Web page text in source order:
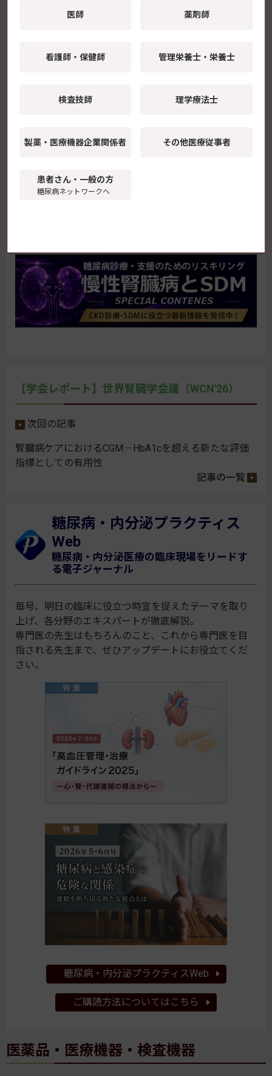
Agarwal R, et al. : J Am Coll Cardiol. 2026; 87(7):
https://www.bayer.com/media/en-us/finerenone-
kidney-disease/
390.
【学会レポート】世界腎臓学会議（WCN'26）
次回の記事
腎臓病ケアにおけるCGM―HbA1cを超える新たな評価
指標としての有用性
記事の一覧
糖尿病・内分泌プラクティス
Web
糖尿病・内分泌医療の臨床現場をリードす
る電子ジャーナル
毎号、明日の臨床に役立つ時宜を捉えたテーマを取り
上げ、各分野のエキスパートが徹底解説。
専門医の先生はもちろんのこと、これから専門医を目
指される先生まで、ぜひアップデートにお役立てくだ
さい。
糖尿病・内分泌プラクティスWeb
ご購読方法についてはこちら
医薬品・医療機器・検査機器
医師 薬剤師
看護師・保健師 管理栄養士・栄養士
検査技師 理学療法士
製薬・医療機器企業関係者 その他医療従事者
患者さん・一般の方
糖尿病ネットワークへ